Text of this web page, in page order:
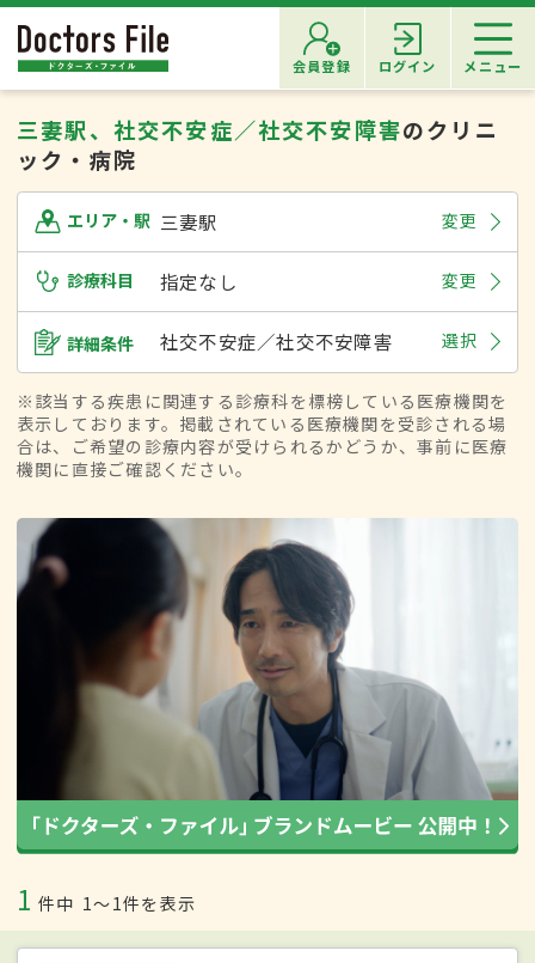
会員登録 ログイン メニュー
三妻駅、社交不安症／社交不安障害のクリニ
ック・病院
エリア・駅 三妻駅 変更
診療科目 指定なし 変更
詳細条件 社交不安症／社交不安障害 選択
※該当する疾患に関連する診療科を標榜している医療機関を
表示しております。掲載されている医療機関を受診される場
合は、ご希望の診療内容が受けられるかどうか、事前に医療
機関に直接ご確認ください。
1 件中 1〜1件を表示